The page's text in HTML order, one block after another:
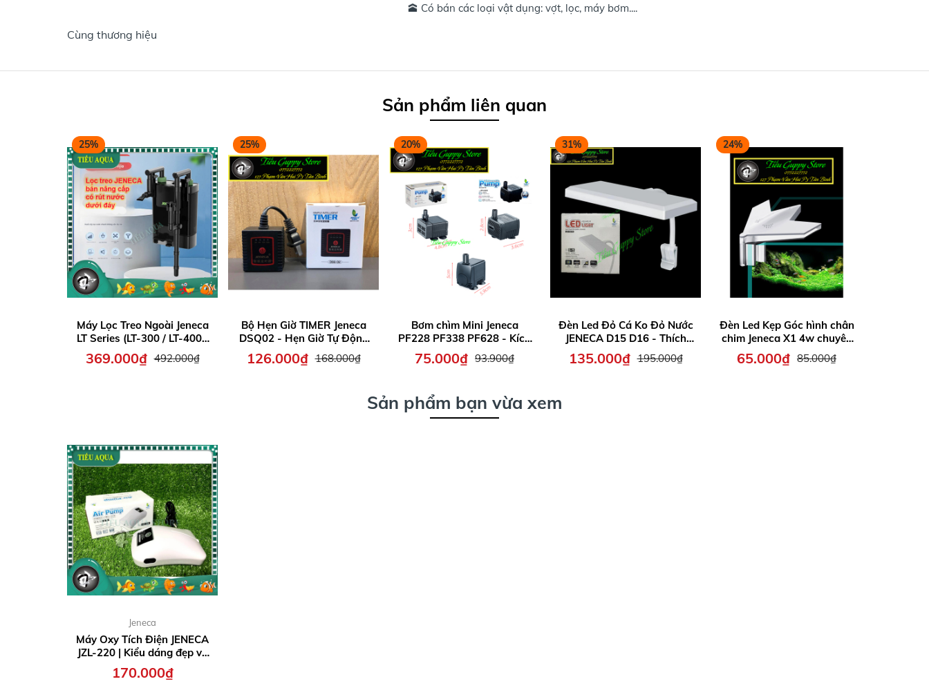
🕋 Có bán các loại vật dụng: vợt, lọc, máy bơm....
Cùng thương hiệu
Sản phẩm liên quan
25%
Máy Lọc Treo Ngoài Jeneca
LT Series (LT-300 / LT-400 /
LT-500 / LT-600) – Có phần
hút dưới đáy lọc để rút
369.000₫ 492.000₫
25%
Bộ Hẹn Giờ TIMER Jeneca
DSQ02 - Hẹn Giờ Tự Động
Cho Hồ Cá Cảnh
126.000₫ 168.000₫
20%
Bơm chìm Mini Jeneca
PF228 PF338 PF628 - Kích
thước nhỏ gọn, tiện dụng
cho nhiều hồ cá nhỏ
75.000₫ 93.900₫
31%
Đèn Led Đỏ Cá Ko Đỏ Nước
JENECA D15 D16 - Thích
hợp cho hồ từ 40cm trở lại
135.000₫ 195.000₫
24%
Đèn Led Kẹp Góc hình chân
chim Jeneca X1 4w chuyên
dùng cho hồ cá
65.000₫ 85.000₫
Sản phẩm bạn vừa xem
Jeneca
Máy Oxy Tích Điện JENECA
JZL-220 | Kiểu dáng đẹp và
Siêu Êm
170.000₫